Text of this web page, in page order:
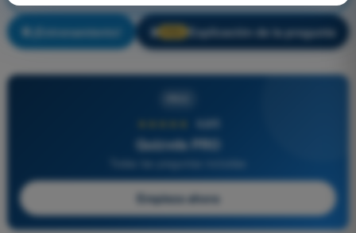
¡Entrenamiento! 🔒 Explicación de la pregunta
4,6/5
Quizvds PRO
Empieza ahora